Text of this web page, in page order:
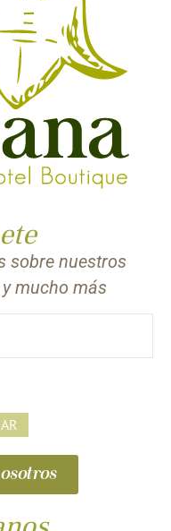
sobre nuestros
mucho más